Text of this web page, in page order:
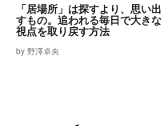
「居場所」は探すより、思い出
すもの。追われる毎日で大きな
視点を取り戻す方法
by 野澤卓央